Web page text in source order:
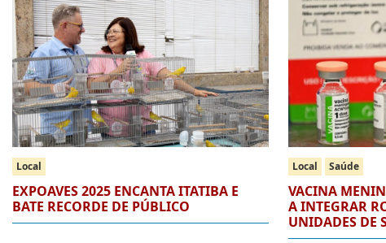
Local
EXPOAVES 2025 ENCANTA ITATIBA E
BATE RECORDE DE PÚBLICO
Local Saúde
VACINA
A INTEGRAR
UNIDADES DE